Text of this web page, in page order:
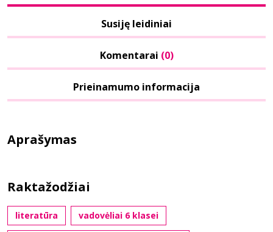
Susiję leidiniai
Komentarai (0)
Prieinamumo informacija
Aprašymas
Raktažodžiai
literatūra vadovėliai 6 klasei